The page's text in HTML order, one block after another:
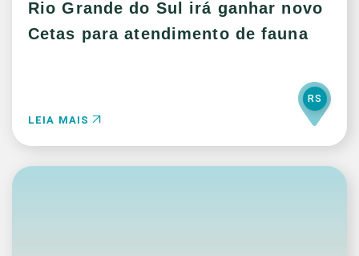
Rio Grande do Sul irá ganhar novo
Cetas para atendimento de fauna
LEIA MAIS
RS